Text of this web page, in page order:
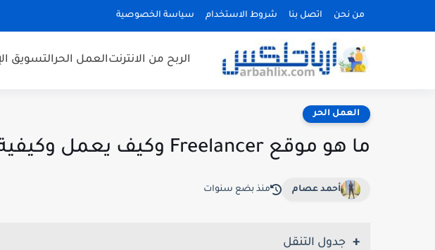
من نحن اتصل بنا شروط الاستخدام سياسة الخصوصية
الربح من الانترنتالعمل الحرالتسويق
العمل الحر
ما هو موقع Freelancer وكيف يعمل وكيفية الربح منه
أحمد عصام منذ بضع سنوات
جدول التنقل